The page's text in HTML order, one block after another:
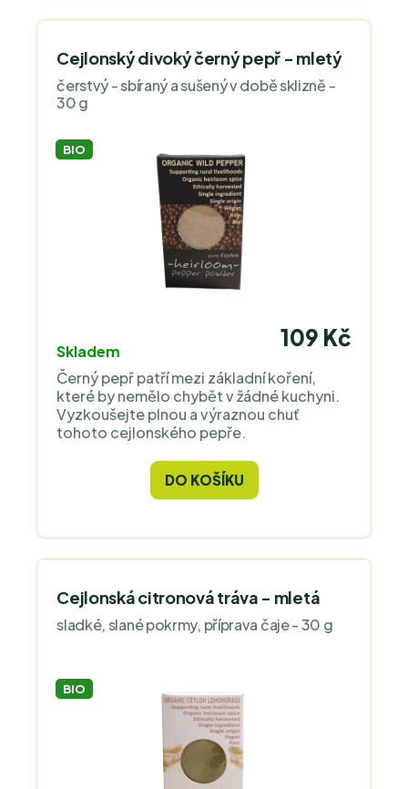
Cejlonský divoký černý pepř - mletý
čerstvý - sbíraný a sušený v době sklizně -
30 g
BIO
Skladem
109 Kč
Černý pepř patří mezi základní koření,
které by nemělo chybět v žádné kuchyni.
Vyzkoušejte plnou a výraznou chuť
tohoto cejlonského pepře.
DO KOŠÍKU
Cejlonská citronová tráva - mletá
sladké, slané pokrmy, příprava čaje - 30 g
BIO